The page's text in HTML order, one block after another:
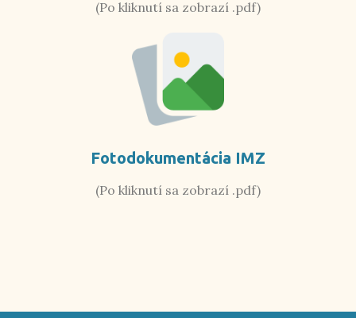
(Po kliknutí sa zobrazí .pdf)
Fotodokumentácia IMZ
(Po kliknutí sa zobrazí .pdf)